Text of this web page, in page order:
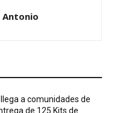
Antonio
a comunidades de
de 125 Kits de